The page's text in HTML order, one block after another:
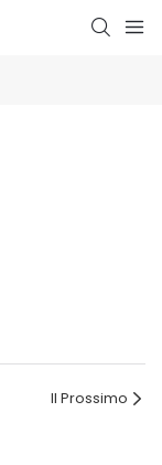
Il Prossimo